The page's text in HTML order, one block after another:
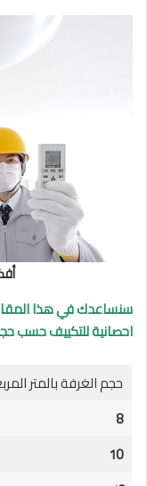
سنساعدك في هذا
احصانية للتكييف حسب
حجم الغرفة بالمتر
8
10